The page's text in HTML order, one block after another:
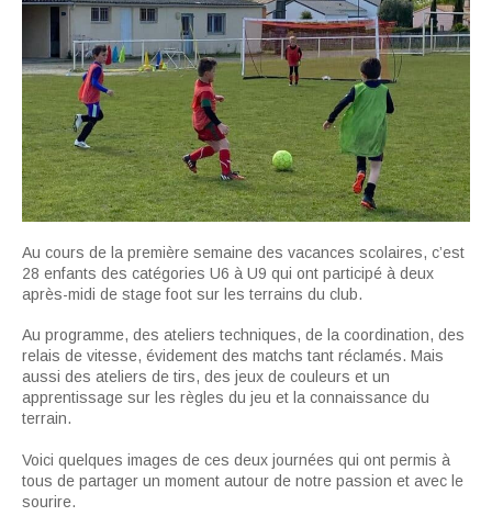
Au cours de la première semaine des vacances scolaires, c’est
28 enfants des catégories U6 à U9 qui ont participé à deux
après-midi de stage foot sur les terrains du club.
Au programme, des ateliers techniques, de la coordination, des
relais de vitesse, évidement des matchs tant réclamés. Mais
aussi des ateliers de tirs, des jeux de couleurs et un
apprentissage sur les règles du jeu et la connaissance du
terrain.
Voici quelques images de ces deux journées qui ont permis à
tous de partager un moment autour de notre passion et avec le
sourire.